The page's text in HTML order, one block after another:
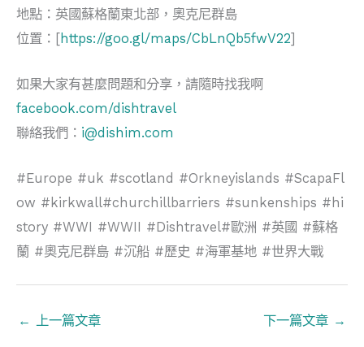
地點：英國蘇格蘭東北部，奧克尼群島
位置：[https://goo.gl/maps/CbLnQb5fwV22]
如果大家有甚麼問題和分享，請隨時找我啊
facebook.com/dishtravel
聯絡我們： i@dishim.com
#Europe #uk #scotland #Orkneyislands #ScapaFl
ow #kirkwall#churchillbarriers #sunkenships #hi
story #WWI #WWII #Dishtravel#歐洲 #英國 #蘇格
蘭 #奧克尼群島 #沉船 #歷史 #海軍基地 #世界大戰
← 上一篇文章 下一篇文章 →